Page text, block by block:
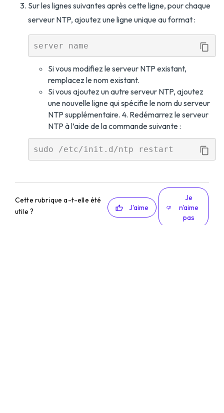
Sur les lignes suivantes après cette ligne, pour chaque
serveur NTP, ajoutez une ligne unique au format :
Si vous modifiez le serveur NTP existant,
remplacez le nom existant.
Si vous ajoutez un autre serveur NTP, ajoutez
une nouvelle ligne qui spécifie le nom du serveur
NTP supplémentaire. 4. Redémarrez le serveur
NTP à l’aide de la commande suivante :
Cette rubrique a-t-elle été
utile ?
J'aime
Je
n'aime
pas